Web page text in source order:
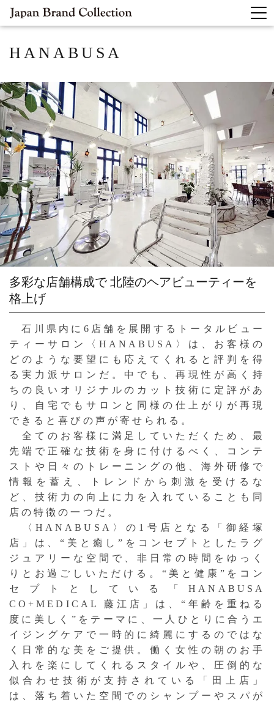
HANABUSA
多彩な店舗構成で北陸のヘアビューティーを
格上げ
石川県内に6店舗を展開するトータルビュー
ティーサロン〈HANABUSA〉は、お客様の
どのような要望にも応えてくれると評判を得
る実力派サロンだ。中でも、再現性が高く持
ちの良いオリジナルのカット技術に定評があ
り、自宅でもサロンと同様の仕上がりが再現
できると喜びの声が寄せられる。
全てのお客様に満足していただくため、最
先端で正確な技術を身に付けるべく、コンテ
ストや日々のトレーニングの他、海外研修で
情報を蓄え、トレンドから刺激を受けるな
ど、技術力の向上に力を入れていることも同
店の特徴の一つだ。
〈HANABUSA〉の1号店となる「御経塚
店」は、“美と癒し”をコンセプトとしたラグ
ジュアリーな空間で、非日常の時間をゆっく
りとお過ごしいただける。“美と健康”をコン
セプトとしている「HANABUSA
CO+MEDICAL 藤江店」は、“年齢を重ねる
度に美しく”をテーマに、一人ひとりに合うエ
イジングケアで一時的に綺麗にするのではな
く日常的な美をご提供。働く女性の朝のお手
入れを楽にしてくれるスタイルや、圧倒的な
似合わせ技術が支持されている「田上店」
は、落ち着いた空間でのシャンプーやスパが